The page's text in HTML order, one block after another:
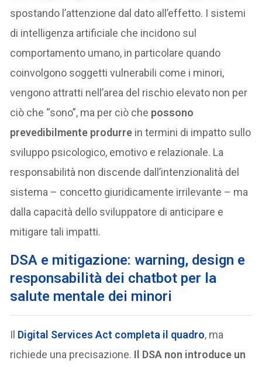
spostando l’attenzione dal dato all’effetto. I sistemi
di intelligenza artificiale che incidono sul
comportamento umano, in particolare quando
coinvolgono soggetti vulnerabili come i minori,
vengono attratti nell’area del rischio elevato non per
ciò che “sono”, ma per ciò che possono
prevedibilmente produrre in termini di impatto sullo
sviluppo psicologico, emotivo e relazionale. La
responsabilità non discende dall’intenzionalità del
sistema – concetto giuridicamente irrilevante – ma
dalla capacità dello sviluppatore di anticipare e
mitigare tali impatti.
DSA e mitigazione: warning, design e
responsabilità dei chatbot per la
salute mentale dei minori
Il Digital Services Act completa il quadro, ma
richiede una precisazione. Il DSA non introduce un